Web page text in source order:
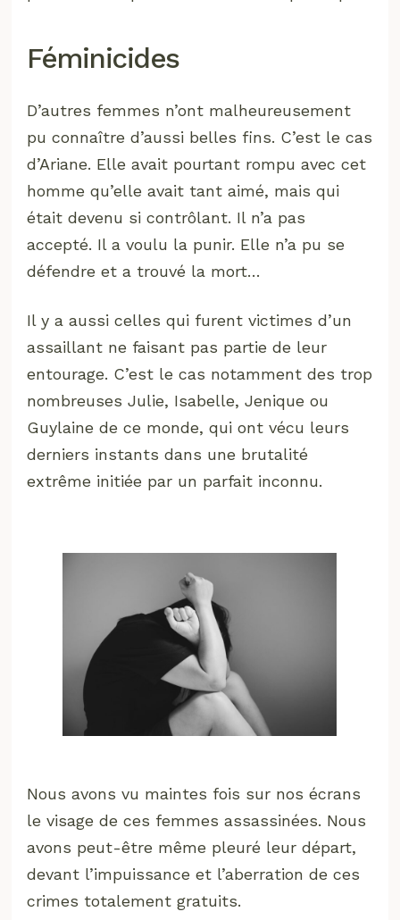
Féminicides
D’autres femmes n’ont malheureusement
pu connaître d’aussi belles fins. C’est le cas
d’Ariane. Elle avait pourtant rompu avec cet
homme qu’elle avait tant aimé, mais qui
était devenu si contrôlant. Il n’a pas
accepté. Il a voulu la punir. Elle n’a pu se
défendre et a trouvé la mort…
Il y a aussi celles qui furent victimes d’un
assaillant ne faisant pas partie de leur
entourage. C’est le cas notamment des trop
nombreuses Julie, Isabelle, Jenique ou
Guylaine de ce monde, qui ont vécu leurs
derniers instants dans une brutalité
extrême initiée par un parfait inconnu.
Nous avons vu maintes fois sur nos écrans
le visage de ces femmes assassinées. Nous
avons peut-être même pleuré leur départ,
devant l’impuissance et l’aberration de ces
crimes totalement gratuits.